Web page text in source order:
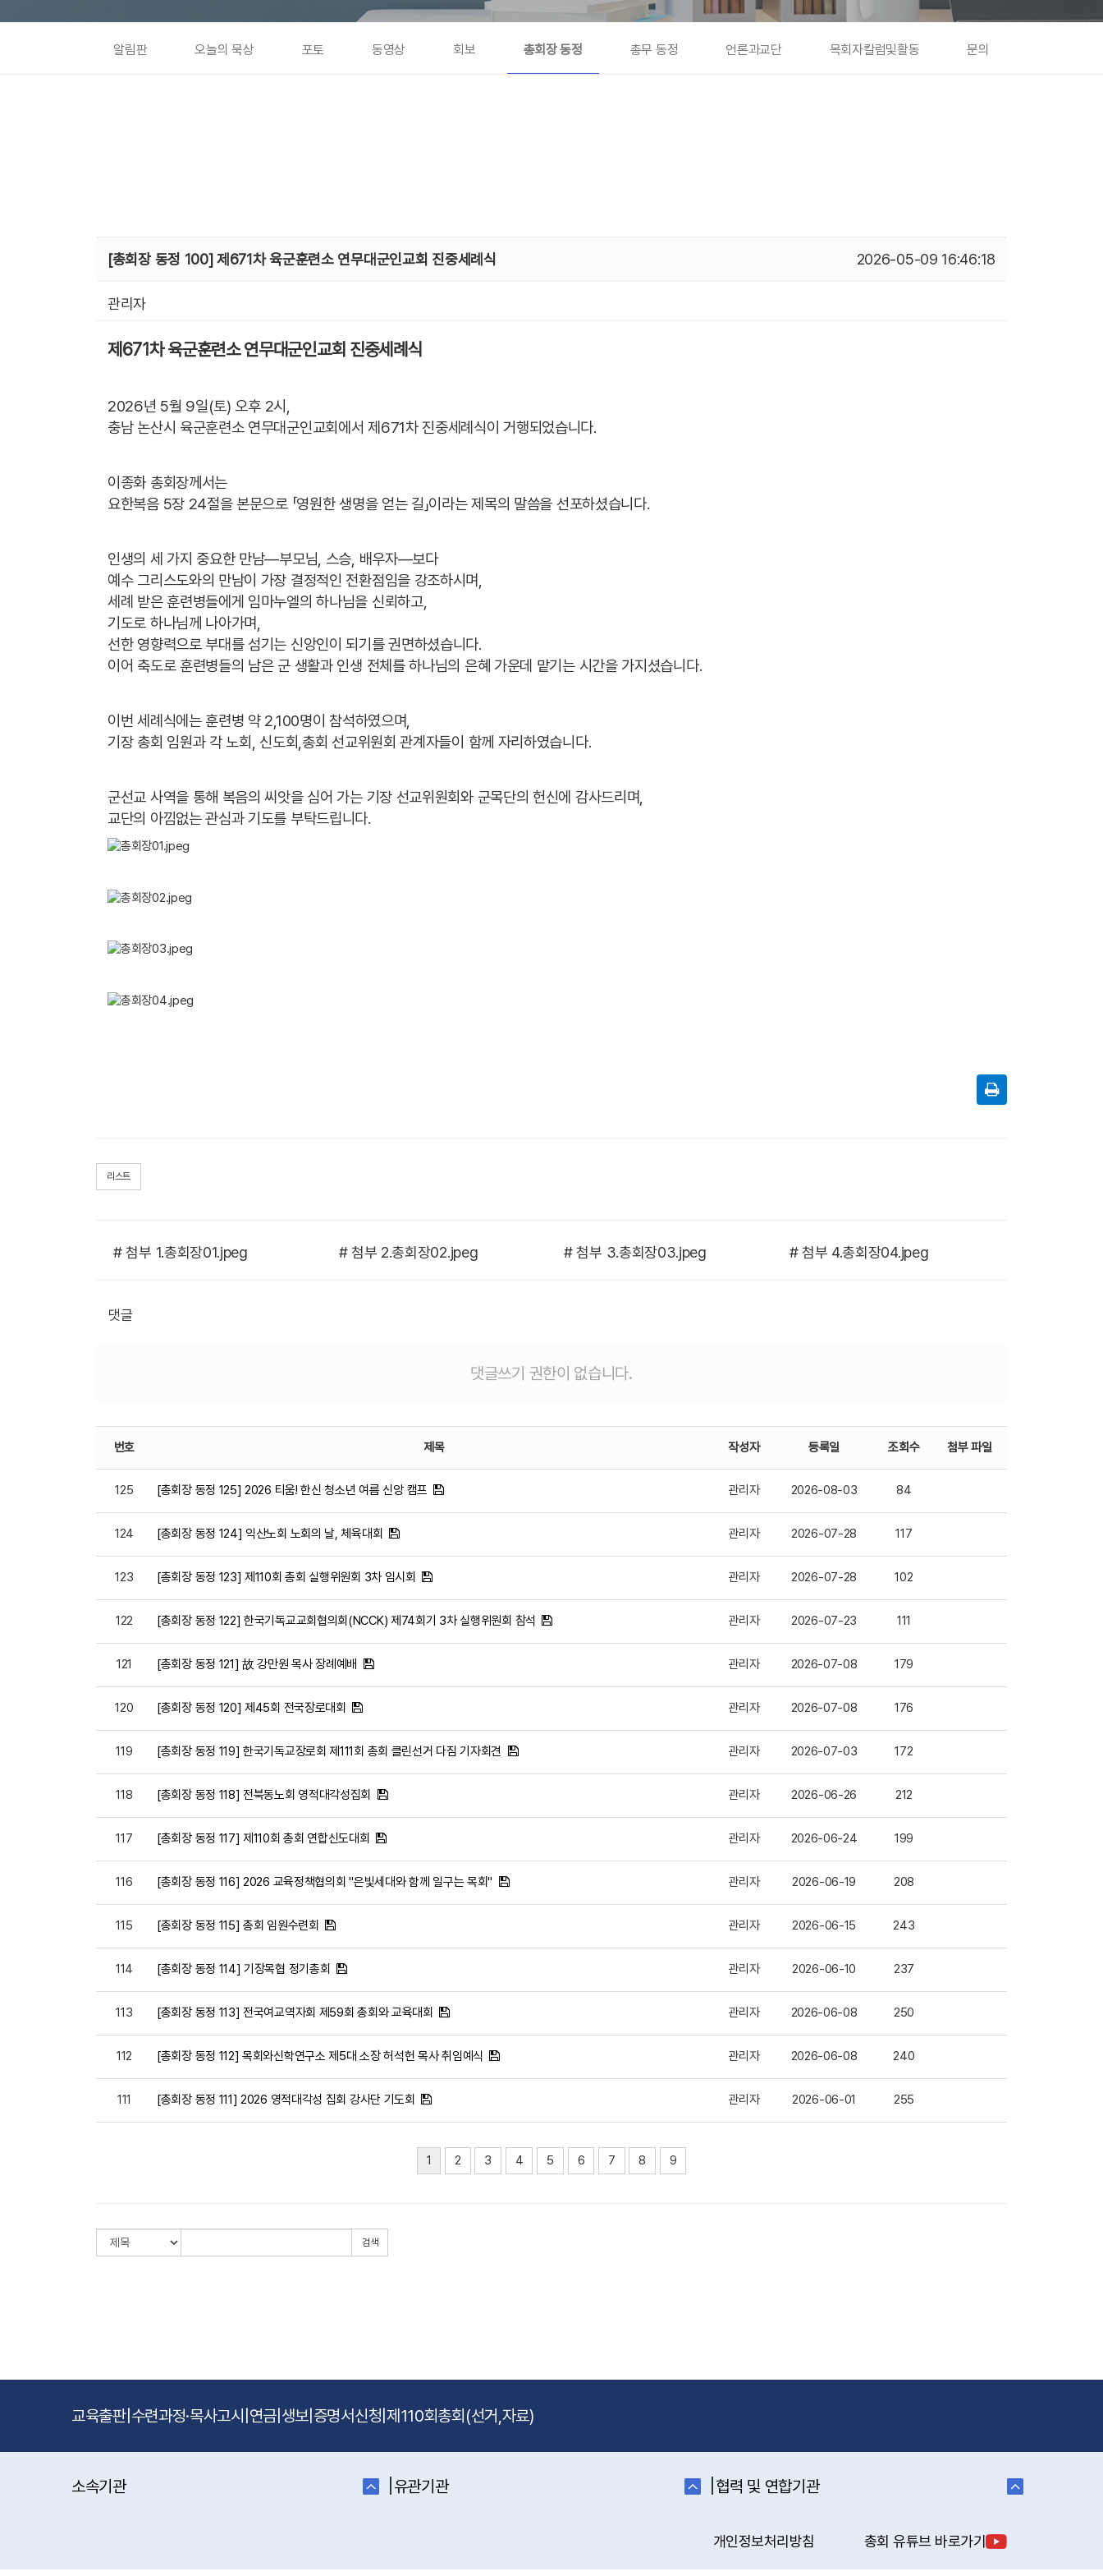
알림판 오늘의 묵상 포토 동영상 회보 총회장 동정 총무 동정 언론과교단 목회자칼럼및활동 문의
[총회장 동정 100] 제671차 육군훈련소 연무대군인교회 진중세례식 2026-05-09 16:46:18
관리자
제671차 육군훈련소 연무대군인교회 진중세례식
2026년 5월 9일(토) 오후 2시,
충남 논산시 육군훈련소 연무대군인교회에서 제671차 진중세례식이 거행되었습니다.
이종화 총회장께서는
요한복음 5장 24절을 본문으로 「영원한 생명을 얻는 길」이라는 제목의 말씀을 선포하셨습니다.
인생의 세 가지 중요한 만남—부모님, 스승, 배우자—보다
예수 그리스도와의 만남이 가장 결정적인 전환점임을 강조하시며,
세례 받은 훈련병들에게 임마누엘의 하나님을 신뢰하고,
기도로 하나님께 나아가며,
선한 영향력으로 부대를 섬기는 신앙인이 되기를 권면하셨습니다.
이어 축도로 훈련병들의 남은 군 생활과 인생 전체를 하나님의 은혜 가운데 맡기는 시간을 가지셨습니다.
이번 세례식에는 훈련병 약 2,100명이 참석하였으며,
기장 총회 임원과 각 노회, 신도회,총회 선교위원회 관계자들이 함께 자리하였습니다.
군선교 사역을 통해 복음의 씨앗을 심어 가는 기장 선교위원회와 군목단의 헌신에 감사드리며,
교단의 아낌없는 관심과 기도를 부탁드립니다.
리스트
# 첨부 1.총회장01.jpeg # 첨부 2.총회장02.jpeg # 첨부 3.총회장03.jpeg # 첨부 4.총회장04.jpeg
댓글
댓글쓰기 권한이 없습니다.
번호 제목 작성자 등록일 조회수 첨부 파일
125 [총회장 동정 125] 2026 티움! 한신 청소년 여름 신앙 캠프 관리자 2026-08-03 84
124 [총회장 동정 124] 익산노회 노회의 날, 체육대회 관리자 2026-07-28 117
123 [총회장 동정 123] 제110회 총회 실행위원회 3차 임시회 관리자 2026-07-28 102
122 [총회장 동정 122] 한국기독교교회협의회(NCCK) 제74회기 3차 실행위원회 참석 관리자 2026-07-23 111
121 [총회장 동정 121] 故 강만원 목사 장례예배 관리자 2026-07-08 179
120 [총회장 동정 120] 제45회 전국장로대회 관리자 2026-07-08 176
119 [총회장 동정 119] 한국기독교장로회 제111회 총회 클린선거 다짐 기자회견 관리자 2026-07-03 172
118 [총회장 동정 118] 전북동노회 영적대각성집회 관리자 2026-06-26 212
117 [총회장 동정 117] 제110회 총회 연합신도대회 관리자 2026-06-24 199
116 [총회장 동정 116] 2026 교육정책협의회 "은빛세대와 함께 일구는 목회" 관리자 2026-06-19 208
115 [총회장 동정 115] 총회 임원수련회 관리자 2026-06-15 243
114 [총회장 동정 114] 기장목협 정기총회 관리자 2026-06-10 237
113 [총회장 동정 113] 전국여교역자회 제59회 총회와 교육대회 관리자 2026-06-08 250
112 [총회장 동정 112] 목회와신학연구소 제5대 소장 허석헌 목사 취임예식 관리자 2026-06-08 240
111 [총회장 동정 111] 2026 영적대각성 집회 강사단 기도회 관리자 2026-06-01 255
1 2 3 4 5 6 7 8 9
검색
교육출판| 수련과정·목사고시 연금| 생보 증명서신청 제110회총회(선거,자료)
소속기관 유관기관 협력 및 연합기관
개인정보처리방침 총회 유튜브 바로가기